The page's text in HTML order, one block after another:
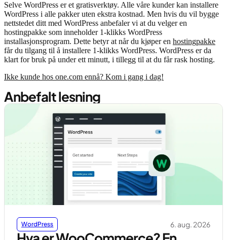
Selve WordPress er et gratisverktøy. Alle våre kunder kan installere
WordPress i alle pakker uten ekstra kostnad. Men hvis du vil bygge
nettstedet ditt med WordPress anbefaler vi at du velger en
hostingpakke som inneholder 1-klikks WordPress
installasjonsprogram. Dette betyr at når du kjøper en hostingpakke
får du tilgang til å installere 1-klikks WordPress. WordPress er da
klart for bruk på under ett minutt, i tillegg til at du får rask hosting.
Ikke kunde hos one.com ennå? Kom i gang i dag!
Anbefalt lesning
WordPress 6. aug. 2026